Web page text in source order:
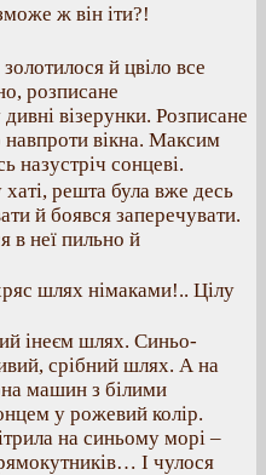
ж він іти?!
й цвіло все
розписане
візерунки. Розписане
вікна. Максим
назустріч сонцеві.
решта була вже десь
й боявся заперечувати.
в неї пильно й
шлях німаками!.. Цілу
інеєм шлях. Синьо-
срібний шлях. А на
машин з білими
у рожевий колір.
на синьому морі –
І чулося